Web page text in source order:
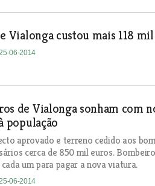
Vialonga custou mais 118
25-06-2014
de Vialonga sonham com
população
aprovado e terreno cedido aos
cerca de 850 mil euros.
um para pagar a nova viatura.
25-06-2014